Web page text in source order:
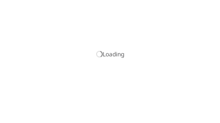
Loading